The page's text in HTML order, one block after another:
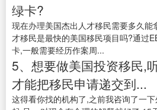
绿卡?
现在办理美国杰出人才移民需要多久能
才移民是最快的美国移民项目吗?通过
卡,一般需要经历作案周...
5、想要做美国投资移民,
才能把移民申请递交到...
这得看你找的机构了,之前我咨询了一